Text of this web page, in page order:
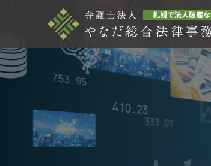
当事務所のサー
事務所紹介
COMPANY
破産コラム
未分類